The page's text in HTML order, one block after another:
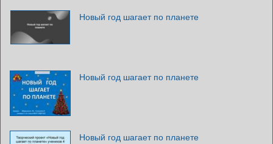
Новый год шагает по планете
Новый год шагает по планете
Новый год шагает по планете